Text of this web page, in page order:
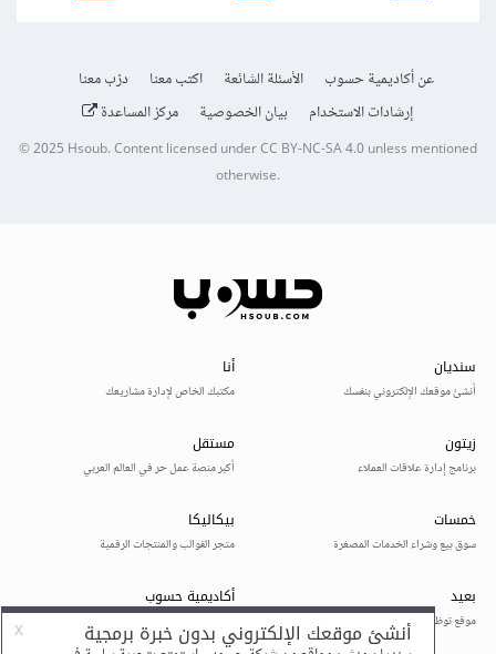
عن أكاديمية حسوب الأسئلة الشائعة اكتب معنا
درّب معنا
إرشادات الاستخدام
بيان الخصوصية مركز المساعدة
© 2025Hsoub.Content licensed underCC BY-NC-SA 4.0unless mentioned
otherwise.